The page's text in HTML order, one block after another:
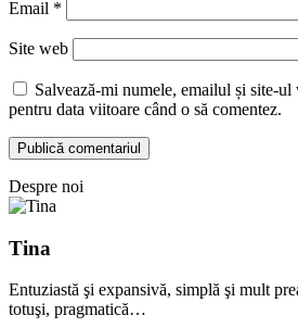
Email *
Site web
Salvează-mi numele, emailul și site-
pentru data viitoare când o să comentez.
Despre noi
Tina
Entuziastă şi expansivă, simplă şi mult
totuşi, pragmatică…